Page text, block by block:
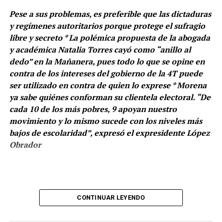
de drogas; en un principio mariguana, después cocaína y
aceptó que obtuvo ganancias millonarias.
La Fiscalía estadounidense también le acusa de
contrabando de heroína y fentanilo. Zambada, en un
gesto o especie de arrepentimiento, reconoció el “gran
daño” que las drogas han causado en México y Estados
Unidos, y ofreció perdón por la violencia vinculada a su
imperio criminal.
Los cargos aceptados por el narcotraficante ameritan
una sentencia de cadena perpetua. Además, el juez
13 de enero de 2026.
En lo que va del gobierno de la Primera Presidenta
Claudia Sheinbaum Pardo no se tiene registro de las
distinguir entre noticias y opiniones, la primera
pregunta es: ¿Tiene el gobierno de la Cuarta
Pese a sus problemas, es preferible que las dictaduras
y regímenes autoritarios porque protege el sufragio
libre y secreto * La polémica propuesta de la abogada
y académica Natalia Torres cayó como “anillo al
dedo” en la Mañanera, pues todo lo que se opine en
contra de los intereses del gobierno de la 4T puede
ser utilizado en contra de quien lo exprese * Morena
ya sabe quiénes conforman su clientela electoral. “De
cada 10 de los más pobres, 9 apoyan nuestro
movimiento y lo mismo sucede con los niveles más
bajos de escolaridad”, expresó el expresidente López
Obrador
MARCO ANTONIO FLORES***
CONTINUAR LEYENDO